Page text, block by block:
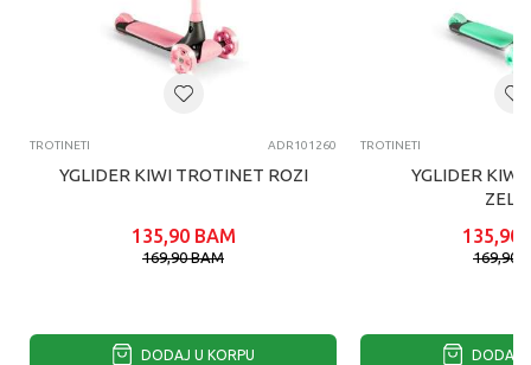
TROTINETI ADR101260
YGLIDER KIWI TROTINET ROZI
135,90 BAM
169,90BAM
DODAJ U KORPU
TROTINETI
YGLIDER
135,90
169,90
DODAJ